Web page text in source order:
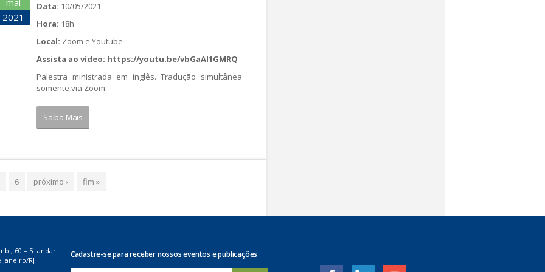
mai
2021
Data: 10/05/2021
Hora: 18h
Local: Zoom e Youtube
Assista ao vídeo: https://youtu.be/vbGaAI1GMRQ
Palestra ministrada em inglês. Tradução simultânea
somente via Zoom.
Saiba Mais
6 próximo › fim »
60 – 5º andar
RJ
Cadastre-se para receber nossos eventos e publicações